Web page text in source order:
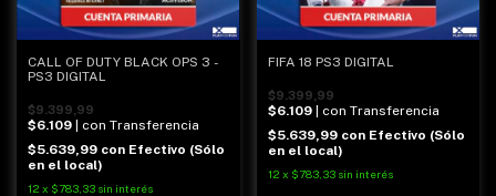
CALL OF DUTY BLACK OPS 3 -
PS3 DIGITAL
$9.399,99
$6.109 | con Transferencia
$5.639,99 con Efectivo (Sólo
en el local)
12 x $783,33 sin interés
FIFA 18 PS3 DIGITAL
$9.399,99
$6.109 | con Transferencia
$5.639,99 con Efectivo (Sólo
en el local)
12 x $783,33 sin interés